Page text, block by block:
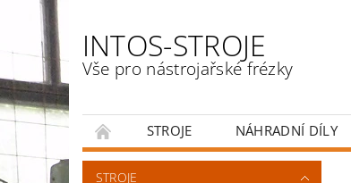
INTOS-STROJE
Vše pro nástrojařské frézky
STROJE NÁHRADNÍ DÍLY
ENGLISH
STROJE